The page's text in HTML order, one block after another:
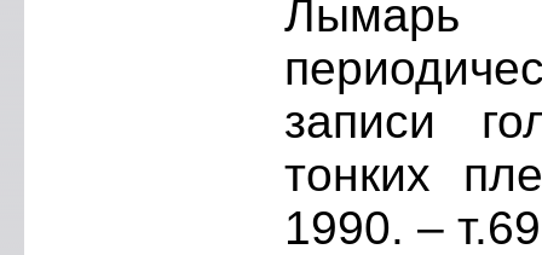
Лымарь
записи
тонких
1990. –